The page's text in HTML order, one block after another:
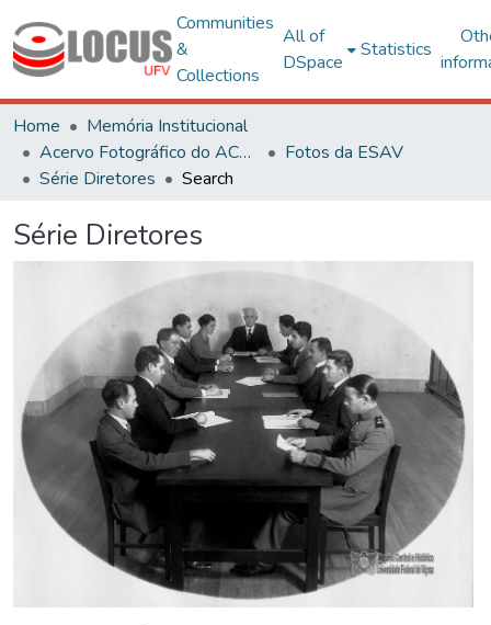
Communities
&
Collections
All of
DSpace
Statistics
Home
Memória Institucional
Acervo Fotográfico do ACH-UFV
Fotos da ESAV
Série Diretores
Search
Série Diretores